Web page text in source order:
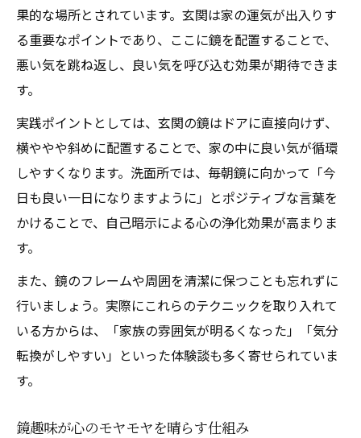
果的な場所とされています。玄関は家の運気が出入りす
る重要なポイントであり、ここに鏡を配置することで、
悪い気を跳ね返し、良い気を呼び込む効果が期待できま
す。
実践ポイントとしては、玄関の鏡はドアに直接向けず、
横ややや斜めに配置することで、家の中に良い気が循環
しやすくなります。洗面所では、毎朝鏡に向かって「今
日も良い一日になりますように」とポジティブな言葉を
かけることで、自己暗示による心の浄化効果が高まりま
す。
また、鏡のフレームや周囲を清潔に保つことも忘れずに
行いましょう。実際にこれらのテクニックを取り入れて
いる方からは、「家族の雰囲気が明るくなった」「気分
転換がしやすい」といった体験談も多く寄せられていま
す。
鏡趣味が心のモヤモヤを晴らす仕組み